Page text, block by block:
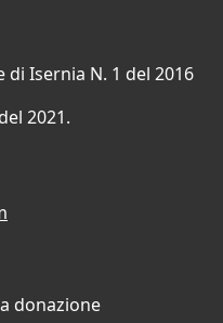
di Isernia N. 1 del 2016
2021.
donazione